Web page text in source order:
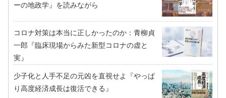
ーの地政学』を読みながら
コロナ対策は本当に正しかったのか：青柳貞
一郎『臨床現場からみた新型コロナの虚と
実』
少子化と人手不足の元凶を直視せよ『やっぱ
り高度経済成長は復活できる』